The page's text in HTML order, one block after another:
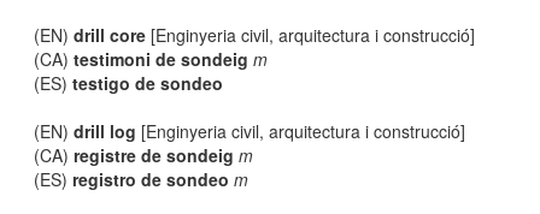
(EN)drill core [Enginyeria civil, arquitectura i construcció]
(CA)testimoni de sondeig m
(ES)testigo de sondeo
(EN)drill log [Enginyeria civil, arquitectura i construcció]
(CA)registre de sondeig m
(ES)registro de sondeo m